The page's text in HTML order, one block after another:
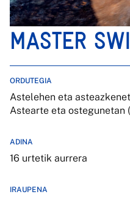
MASTER
ORDUTEGIA
Astelehen eta
Astearte eta ostegunetan
ADINA
16 urtetik aurrera
IRAUPENA